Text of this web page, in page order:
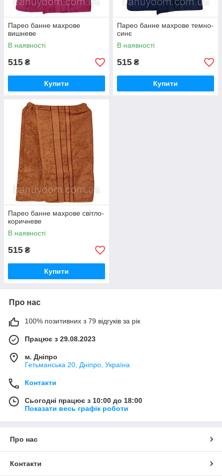
Парео банне махрове
вишневе
В наявності
515 ₴
Купити
Парео банне махрове темно-
синє
В наявності
515 ₴
Купити
Парео банне махрове світло-
коричневе
В наявності
515 ₴
Купити
Про нас
100% позитивних з 79 відгуків за рік
Працює з 29.08.2023
м. Дніпро
Гетьманська 20, Дніпро, Україна
Контакти
Сьогодні працює з 10:00 до 18:00
Показати весь графік роботи
Про нас
Контакти